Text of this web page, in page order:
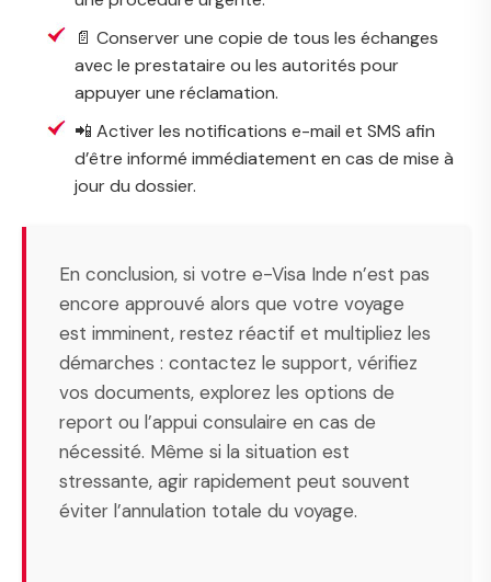
📄 Conserver une copie de tous les échanges
avec le prestataire ou les autorités pour
appuyer une réclamation.
📲 Activer les notifications e-mail et SMS afin
d’être informé immédiatement en cas de mise à
jour du dossier.
En conclusion, si votre e-Visa Inde n’est pas
encore approuvé alors que votre voyage
est imminent, restez réactif et multipliez les
démarches : contactez le support, vérifiez
vos documents, explorez les options de
report ou l’appui consulaire en cas de
nécessité. Même si la situation est
stressante, agir rapidement peut souvent
éviter l’annulation totale du voyage.